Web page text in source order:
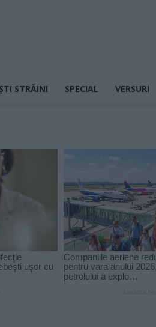
STRĂINI SPECIAL VERSURI